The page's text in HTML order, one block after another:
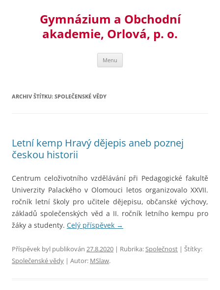
Gymnázium a Obchodní
akademie, Orlová, p. o.
Menu
ARCHIV ŠTÍTKU: SPOLEČENSKÉ VĚDY
Letní kemp Hravý dějepis aneb poznej
českou historii
Centrum celoživotního vzdělávání při Pedagogické fakultě
Univerzity Palackého v Olomouci letos organizovalo XXVII.
ročník letní školy pro učitele dějepisu, občanské výchovy,
základů společenských věd a II. ročník letního kempu pro
žáky a studenty. Celý příspěvek →
Příspěvek byl publikován 27.8.2020 | Rubrika:Společnost | Štítky:
Společenské vědy | Autor: MSlaw.